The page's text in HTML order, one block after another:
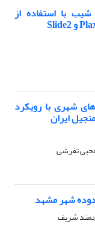
شیب با استفاده از
شهری با رویکرد
ایران
تفرشی
شهر مشهد
شریف